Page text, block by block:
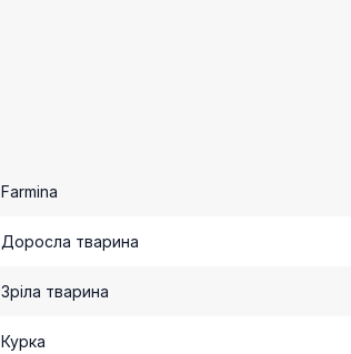
Farmina
Доросла тварина
Зріла тварина
Курка